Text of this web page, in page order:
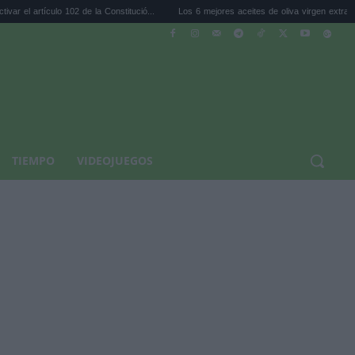
102 de la Constitució... Los 6 mejores aceites de oliva virgen extra de sup...
TIEMPO VIDEOJUEGOS